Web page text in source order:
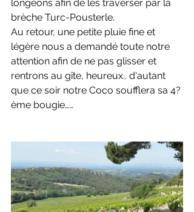
longeons afin de les traverser par la
brèche Turc-Pousterle.
Au retour, une petite pluie fine et
légère nous a demandé toute notre
attention afin de ne pas glisser et
rentrons au gîte, heureux.. d'autant
que ce soir notre Coco soufflera sa 4?
ème bougie……